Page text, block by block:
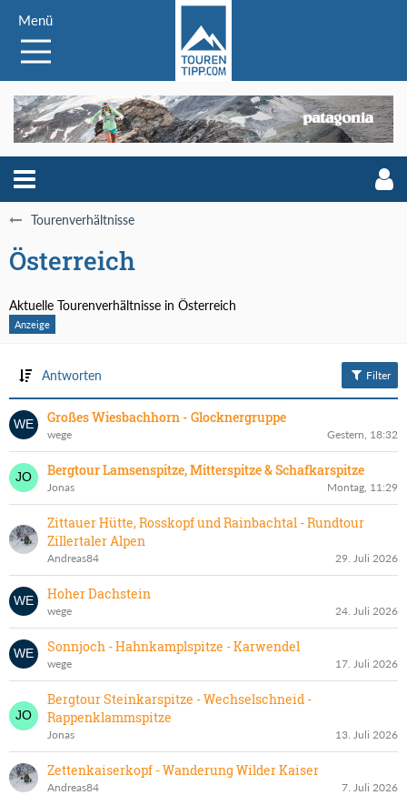
Menü
Tourenverhältnisse
Österreich
Aktuelle Tourenverhältnisse in Österreich
Antworten Filter
Großes Wiesbachhorn - Glocknergruppe
wege Gestern, 18:32
Bergtour Lamsenspitze, Mitterspitze & Schafkarspitze
Jonas Montag, 11:29
Zittauer Hütte, Rosskopf und Rainbachtal - Rundtour
Zillertaler Alpen
Andreas84 29. Juli 2026
Hoher Dachstein
wege 24. Juli 2026
Sonnjoch - Hahnkamplspitze - Karwendel
wege 17. Juli 2026
Bergtour Steinkarspitze - Wechselschneid -
Rappenklammspitze
Jonas 13. Juli 2026
Zettenkaiserkopf - Wanderung Wilder Kaiser
Andreas84 7. Juli 2026